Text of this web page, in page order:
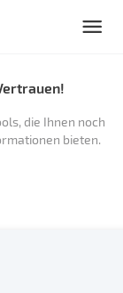
die Ihnen noch
bieten.